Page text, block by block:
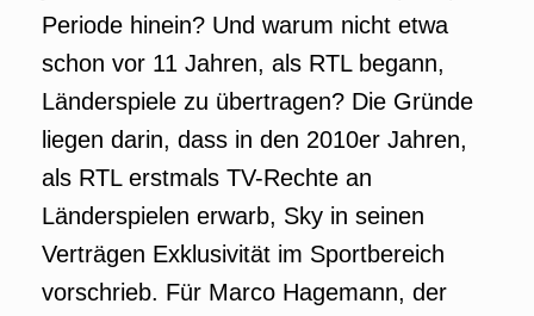
Periode hinein? Und warum nicht etwa
schon vor 11 Jahren, als RTL begann,
Länderspiele zu übertragen? Die Gründe
liegen darin, dass in den 2010er Jahren,
als RTL erstmals TV-Rechte an
Länderspielen erwarb, Sky in seinen
Verträgen Exklusivität im Sportbereich
vorschrieb. Für Marco Hagemann, der